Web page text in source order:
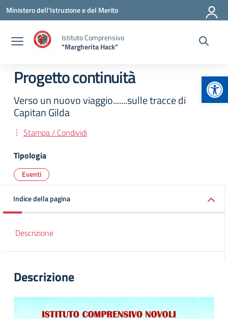
Vai ai contenuti
Vai al menu di navigazione
Vai al footer
Ministero dell'Istruzione e del Merito
Istituto Comprensivo
"Margherita Hack"
Progetto continuità
Verso un nuovo viaggio.......sulle tracce di
Capitan Gilda
Stampa / Condividi
Tipologia
Eventi
Indice della pagina
Descrizione
Descrizione